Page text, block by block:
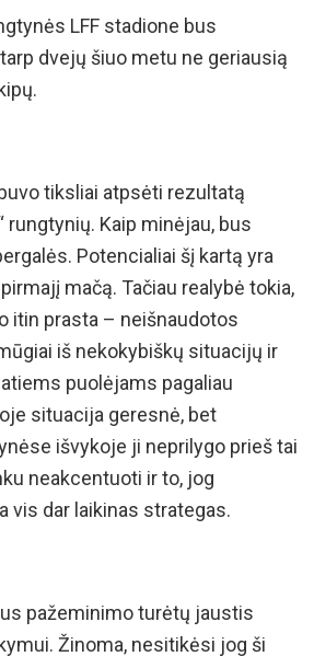
LFF stadione bus
dvejų šiuo metu ne geriausią
tiksliai atpsėti rezultatą
rungtynių. Kaip minėjau, bus
Potencialiai šį kartą yra
mačą. Tačiau realybė tokia,
itin prasta – neišnaudotos
iš nekokybiškų situacijų ir
puolėjams pagaliau
situacija geresnė, bet
išvykoje ji neprilygo prieš tai
neakcentuoti ir to, jog
vis dar laikinas strategas.
pažeminimo turėtų jaustis
Žinoma, nesitikėsi jog ši